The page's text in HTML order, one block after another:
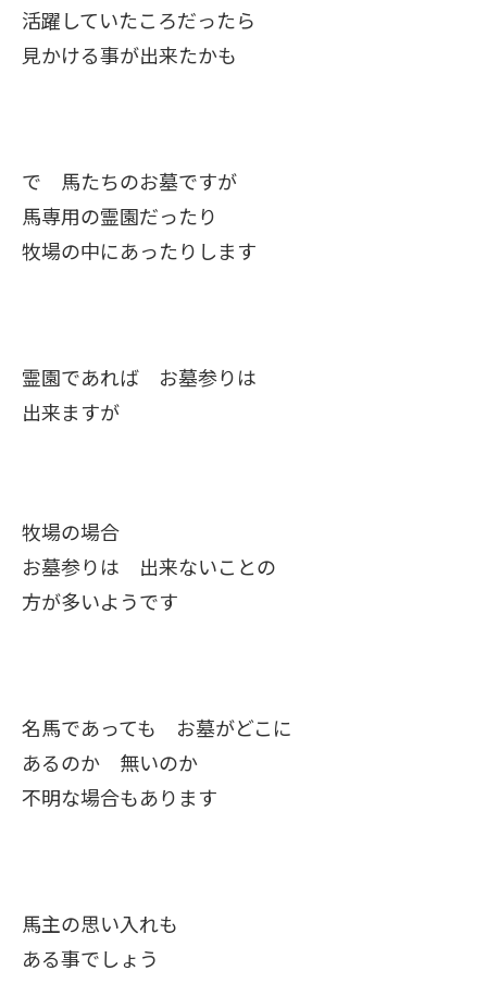
活躍していたころだったら
見かける事が出来たかも
で 馬たちのお墓ですが
馬専用の霊園だったり
牧場の中にあったりします
霊園であれば お墓参りは
出来ますが
牧場の場合
お墓参りは 出来ないことの
方が多いようです
名馬であっても お墓がどこに
あるのか 無いのか
不明な場合もあります
馬主の思い入れも
ある事でしょう